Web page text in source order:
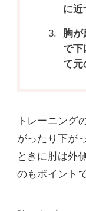
に近
胸が
で下
て元
トレーニング
がったり下が
ときに肘は外
のもポイント